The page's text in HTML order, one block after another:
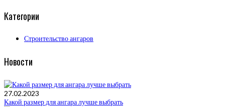
Категории
Строительство ангаров
Новости
27.02.2023
Какой размер для ангара лучше выбрать